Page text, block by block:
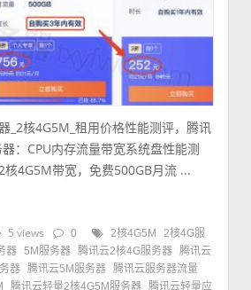
_2核4G5M_租用价格性能测评，腾讯
：CPU内存流量带宽系统盘性能测
4G5M带宽，免费500GB月流 ...
5 views 0 2核4G5M
2核4G服
器 5M服务器 腾讯云2核4G服务器 腾讯云
器 腾讯云5M服务器 腾讯云服务器流量
腾讯云轻量2核4G5M服务器 腾讯云轻量应